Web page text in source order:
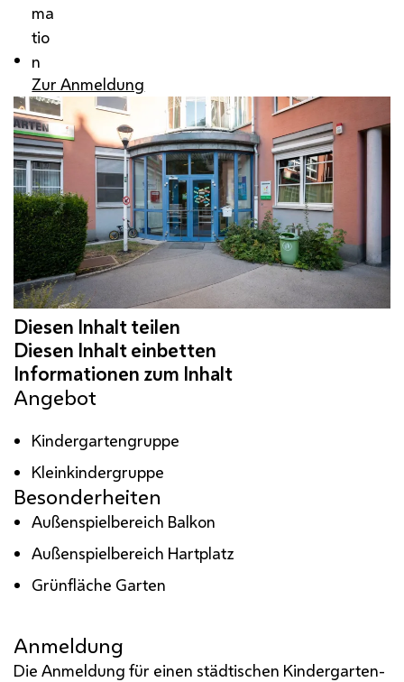
ma
tio
n
Zur Anmeldung
Angebot
Kindergartengruppe
Kleinkindergruppe
Besonderheiten
Außenspielbereich Balkon
Außenspielbereich Hartplatz
Grünfläche Garten
Anmeldung
Die Anmeldung für einen städtischen Kindergarten-